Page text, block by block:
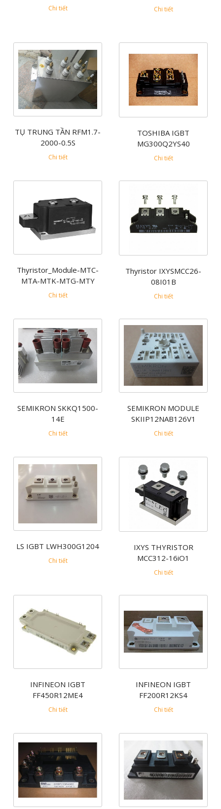
Chi tiết Chi tiết
TỤ TRUNG TẦN RFM1.7-
2000-0.5S
Chi tiết
TOSHIBA IGBT
MG300Q2YS40
Chi tiết
Thyristor_Module-MTC-
MTA-MTK-MTG-MTY
Chi tiết
Thyristor IXYSMCC26-
08I01B
Chi tiết
SEMIKRON SKKQ1500-
14E
Chi tiết
SEMIKRON MODULE
SKIIP12NAB126V1
Chi tiết
LS IGBT LWH300G1204
Chi tiết
IXYS THYRISTOR
MCC312-16iO1
Chi tiết
INFINEON IGBT
FF450R12ME4
Chi tiết
INFINEON IGBT
FF200R12KS4
Chi tiết